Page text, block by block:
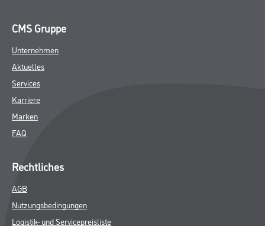
CMS Gruppe
Unternehmen
Aktuelles
Services
Karriere
Marken
FAQ
Rechtliches
AGB
Nutzungsbedingungen
Logistik- und Servicepreisliste